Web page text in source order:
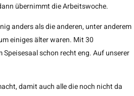
übernimmt die Arbeitswoche.
anders als die anderen, unter anderem
einiges älter waren. Mit 30
schon recht eng. Auf unserer
damit auch alle die noch nicht da